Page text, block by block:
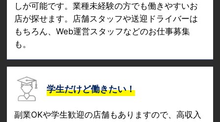
しが可能です。業種未経験の方でも働きやすいお
店が探せます。店舗スタッフや送迎ドライバーは
もちろん、Web運営スタッフなどのお仕事募集
も。
学生だけど働きたい！
副業OKや学生歓迎の店舗もありますので、高収入